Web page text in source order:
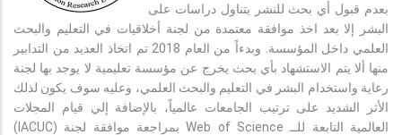
بعدم قبول أي بحث للنشر يتناول دراسات على
البشر إلا بعد اخذ موافقة معتمدة من لجنة أخلاقيات في التعليم والبحث
العلمي داخل المؤسسة. وبدءاً من العام 2018 تم اتخاذ العديد من التدابير
منها ألا يتم الاستشهاد بأي بحث يخرج عن مؤسسة تعليمية لا يوجد بها لجنة
رعاية واستخدام البشر في التعليم والبحث العلمي، وعليه سوف يكون لذلك
الأثر الشديد على ترتيب الجامعات عالمياً، بالإضافة إلي قيام المجلات
العالمية التابعة للــ Web of Science بمراجعة موافقة لجنة (IACUC)